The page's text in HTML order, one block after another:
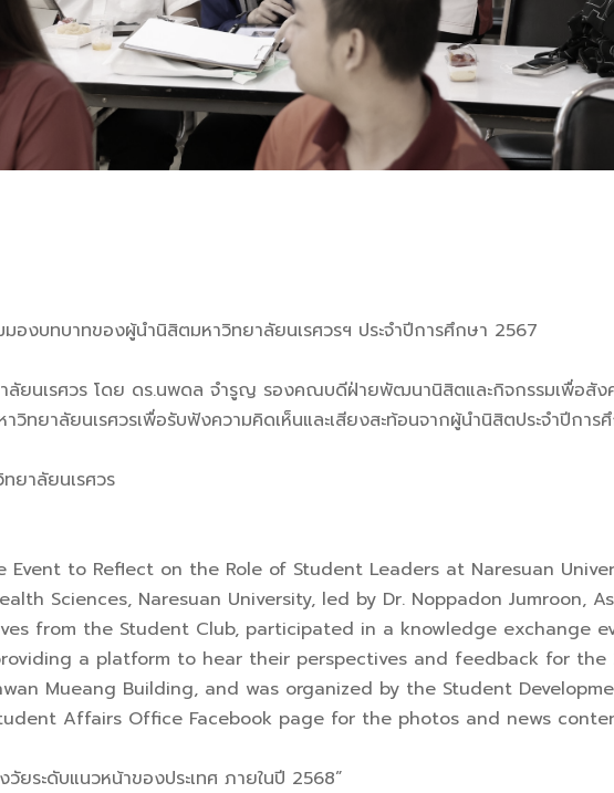
องบทบาทของผู้นำนิสิตมหาวิทยาลัยนเรศวรฯ ประจำปีการศึกษา 2567
ยนเรศวร โดย ดร.นพดล จำรูญ รองคณบดีฝ่ายพัฒนานิสิตและกิจกรรมเพื่อสัง
วิทยาลัยนเรศวรเพื่อรับฟังความคิดเห็นและเสียงสะท้อนจากผู้นำนิสิตประจำปี
ยาลัยนเรศวร
Event to Reflect on the Role of Student Leaders at Naresuan
Sciences, Naresuan University, led by Dr. Noppadon Jumroon,
from the Student Club, participated in a knowledge exchange
a platform to hear their perspectives and feedback for the
Mueang Building, and was organized by the Student
Affairs Office Facebook page for the photos and news
ระดับแนวหน้าของประเทศ ภายในปี 2568”